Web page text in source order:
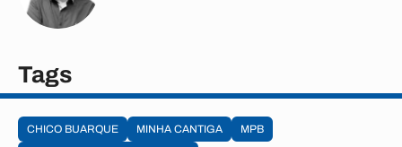
Tags
CHICO BUARQUE MINHA CANTIGA
MPB